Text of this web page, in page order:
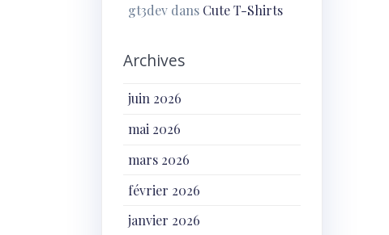
gt3dev dans Cute T-Shirts
Archives
juin 2026
mai 2026
mars 2026
février 2026
janvier 2026